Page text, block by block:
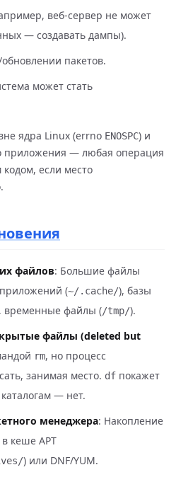
веб-сервер не может
— создавать дампы).
пакетов.
может стать
ядра Linux (errno ENOSPC) и
приложения — любая операция
если место
файлов: Большие файлы
(~/.cache/), базы
временные файлы (/tmp/).
файлы (deleted but
rm, но процесс
занимая место. df покажет
— нет.
менеджера: Накопление
кеше APT
) или DNF/YUM.